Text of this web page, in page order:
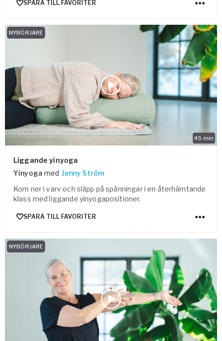
SPARA TILL FAVORITER
45 min
NYBÖRJARE
Liggande yinyoga
Yinyoga med Jenny Ström
Kom ner i varv och släpp på spänningar i en återhämtande
klass med liggande yinyogapositioner.
SPARA TILL FAVORITER
NYBÖRJARE